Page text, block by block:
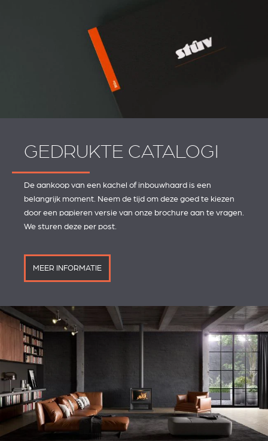
GEDRUKTE CATALOGI
De aankoop van een kachel of inbouwhaard is een
belangrijk moment. Neem de tijd om deze goed te kiezen
door een papieren versie van onze brochure aan te vragen.
We sturen deze per post.
MEER INFORMATIE